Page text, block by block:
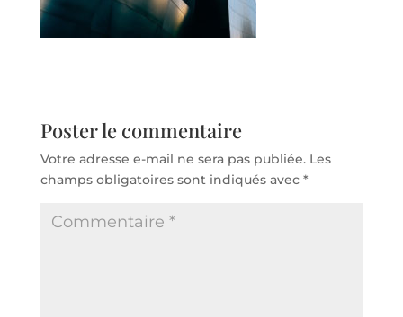
Poster le commentaire
Votre adresse e-mail ne sera pas publiée. Les
champs obligatoires sont indiqués avec *